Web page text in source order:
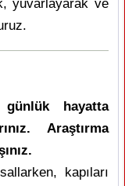
yuvarlayarak ve
hayatta
Araştırma
kapıları